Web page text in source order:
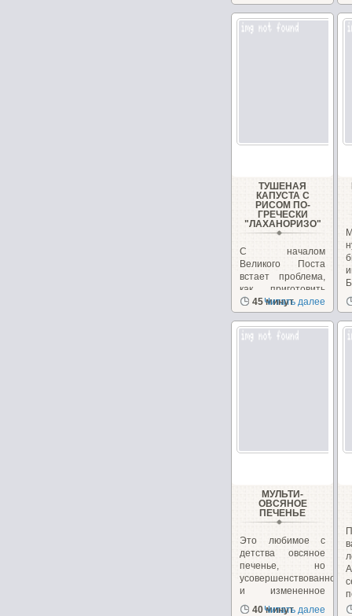
ТУШЕНАЯ
КАПУСТА С
РИСОМ ПО-
ГРЕЧЕСКИ
"ЛАХАНОРИЗО"
С началом
Великого Поста
встает проблема,
как приготовить
вкусные и
питательные...
45 минут
Читать далее
МУЛЬТИ-
ОВСЯНОЕ
ПЕЧЕНЬЕ
Это любимое с
детства овсяное
печенье, но
усовершенствованное
и измененное
для...
40 минут
Читать далее